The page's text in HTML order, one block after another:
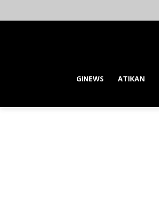
GINEWS ATIKAN